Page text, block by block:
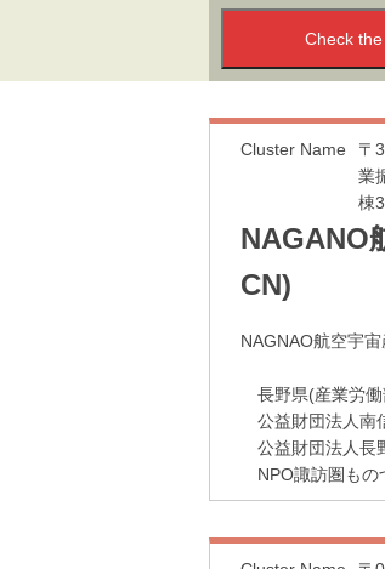
得意技術
Cluster Name
〒
業
棟
NAGANO
CN)
NAGNAO航空宇
長野県(産業労働
公益財団法人南
公益財団法人長
NPO諏訪圏もの